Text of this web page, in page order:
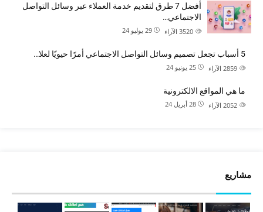
أفضل 7 طرق لتقديم خدمة العملاء عبر وسائل التواصل
الاجتماعي…
29 يوليو 24 الآراء
5 أسباب تجعل تصميم وسائل التواصل الاجتماعي أمرًا حيويًا لعلا…
25 يونيو 24 الآراء
ما هي المواقع الالكترونية
28 أبريل 24 الآراء
مشاريع